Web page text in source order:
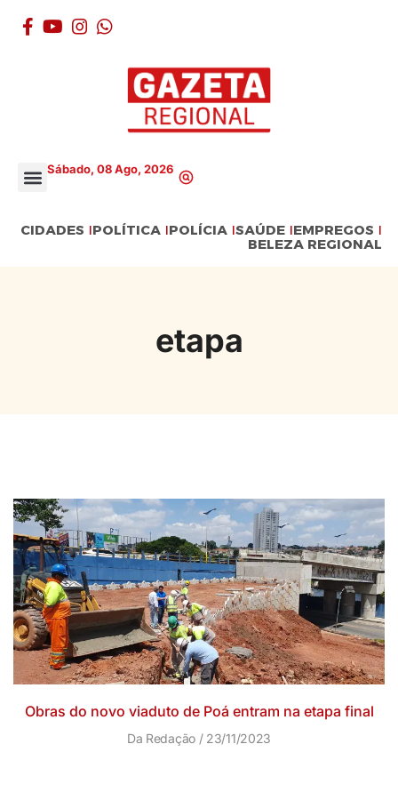
Sábado, 08 Ago, 2026
CIDADES POLÍTICA POLÍCIA SAÚDE EMPREGOS
BELEZA REGIONAL
etapa
Obras do novo viaduto de Poá entram na etapa final
Da Redação 23/11/2023